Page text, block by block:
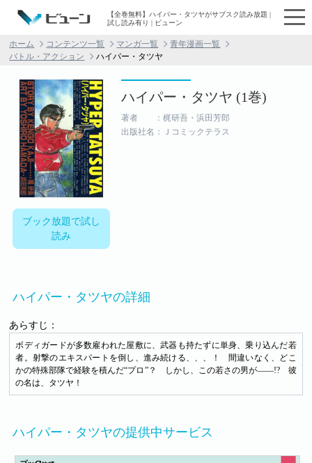
【全巻無料】ハイパー・タツヤがサブスク読み放題 |
試し読み有り | ビューン
ホーム コンテンツ一覧 マンガ一覧
青年漫画一覧
バトル・アクション
ハイパー・タツヤ
ブック放題で試し
読み
ハイパー・タツヤ (1巻)
著者 ：梶研吾・浜田芳郎
出版社名：Ｊコミックテラス
ハイパー・タツヤの詳細
あらすじ：
ボディガードが多数雇われた屋敷に、武器も持たずに単身、乗り込んだ若
者。射撃のエキスパートを倒し、進み続ける、、、！ 間違いなく、どこ
かの特殊部隊で経験を積んだ“プロ”？ しかし、この若さの男が――!? 彼
の名は、タツヤ！
ハイパー・タツヤの提供中サービス